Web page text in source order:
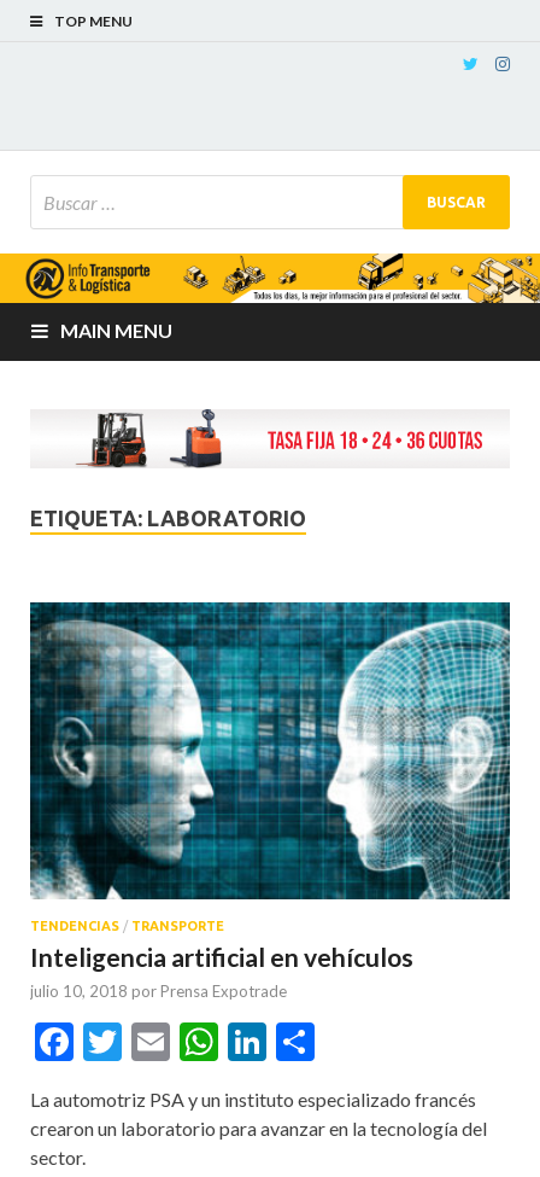
TOP MENU
MAIN MENU
ETIQUETA: LABORATORIO
TENDENCIAS / TRANSPORTE
Inteligencia artificial en vehículos
julio 10, 2018 por Prensa Expotrade
Facebook
Twitter
EmailWhatsApp
LinkedIn
La automotriz PSA y un instituto especializado francés
crearon un laboratorio para avanzar en la tecnología del
sector.